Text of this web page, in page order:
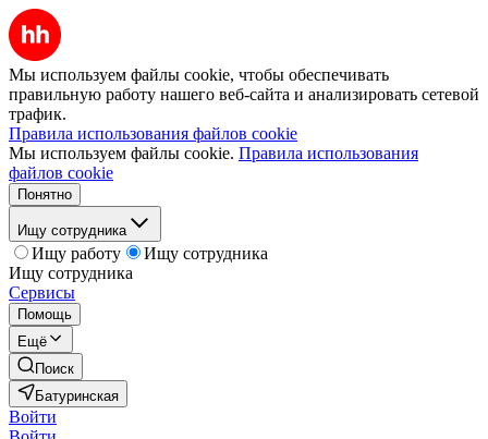
Мы используем файлы cookie, чтобы обеспечивать
правильную работу нашего веб-сайта и анализировать сетевой
трафик.
Правила использования файлов cookie
Мы используем файлы cookie. Правила использования
файлов cookie
Понятно
Ищу сотрудника
Ищу работу
Ищу сотрудника
Ищу сотрудника
Сервисы
Помощь
Ещё
Поиск
Батуринская
Войти